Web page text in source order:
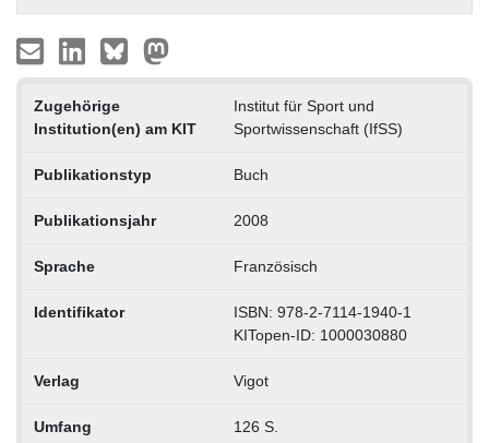
Zugehörige
Institution(en) am KIT
Institut für Sport und
Sportwissenschaft (IfSS)
Publikationstyp Buch
Publikationsjahr 2008
Sprache Französisch
Identifikator
ISBN: 978-2-7114-1940-1
KITopen-ID: 1000030880
Verlag Vigot
Umfang 126 S.